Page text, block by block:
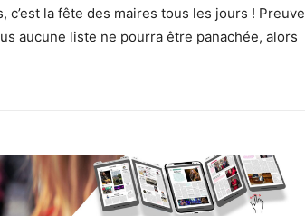
c’est la fête des maires tous les jours ! Preuve
aucune liste ne pourra être panachée, alors